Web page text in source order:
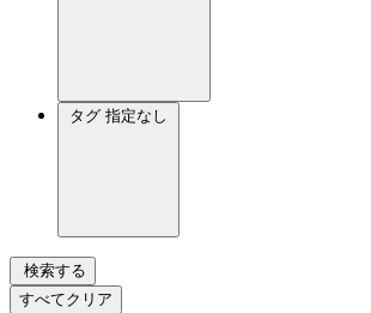
タグ 指定なし
検索する
すべてクリア